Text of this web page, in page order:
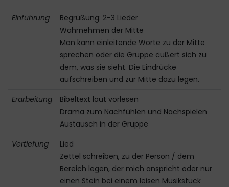
Einführung
Begrüßung: 2-3 Lieder
Wahrnehmen der Mitte
Man kann einleitende Worte zu der Mitte
sprechen oder die Gruppe äußert sich zu
dem, was sie sieht. Die Eindrücke
aufschreiben und zur Mitte dazu legen.
Erarbeitung
Bibeltext laut vorlesen
Drama zum Nachfühlen und Nachspielen
Austausch in der Gruppe
Vertiefung
Lied
Zettel schreiben, zu der Person / dem
Bereich legen, der mich anspricht oder nur
einen Stein bei einem leisen Musikstück